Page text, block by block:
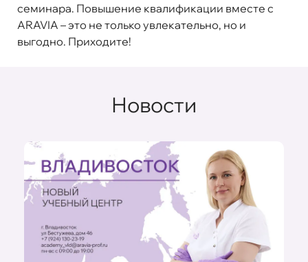
семинара. Повышение квалификации вместе с
ARAVIA – это не только увлекательно, но и
выгодно. Приходите!
Новости